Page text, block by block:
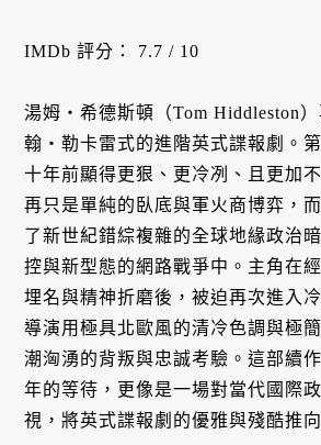
IMDb 評分： 7.7 / 10
湯姆・希德斯頓（Tom Hiddleston
翰・勒卡雷式的進階英式諜報劇。
十年前顯得更狠、更冷冽、且更加
再只是單純的臥底與軍火商博弈，
了新世紀錯綜複雜的全球地緣政治
控與新型態的網路戰爭中。主角在
埋名與精神折磨後，被迫再次進入
導演用極具北歐風的清冷色調與極
潮洶湧的背叛與忠誠考驗。這部續
年的等待，更像是一場對當代國際
視，將英式諜報劇的優雅與殘酷推